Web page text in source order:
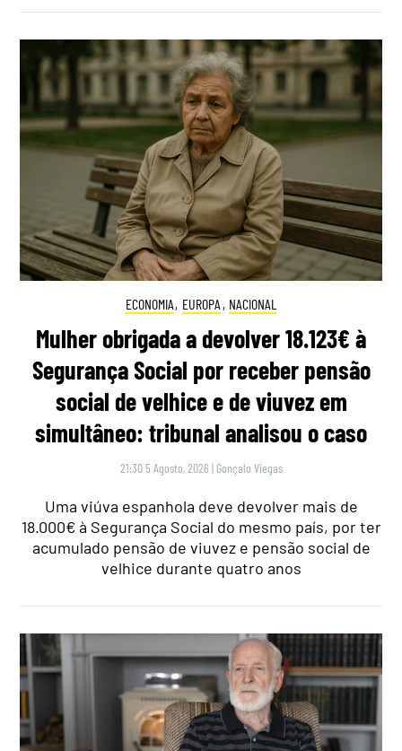
ECONOMIA, EUROPA , NACIONAL
Mulher obrigada a devolver 18.123€ à
Segurança Social por receber pensão
social de velhice e de viuvez em
simultâneo: tribunal analisou o caso
21:30 5 Agosto, 2026 | Gonçalo Viegas
Uma viúva espanhola deve devolver mais de
18.000€ à Segurança Social do mesmo país, por ter
acumulado pensão de viuvez e pensão social de
velhice durante quatro anos